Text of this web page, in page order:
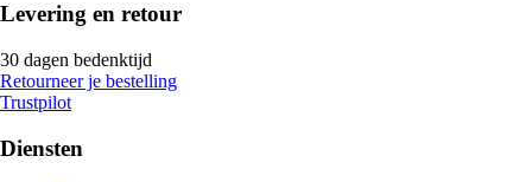
Levering en retour
30 dagen bedenktijd
Retourneer je bestelling
Trustpilot
Diensten